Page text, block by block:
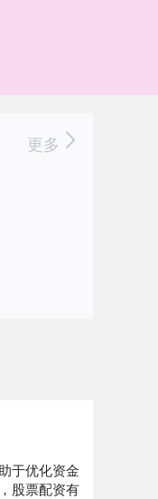
更多
于优化资金
股票配资有